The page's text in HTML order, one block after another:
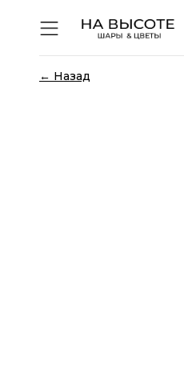
← Назад